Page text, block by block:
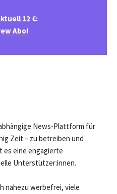
12 €:
Abo!
News-Plattform für
Zeit – zu betreiben und
eine engagierte
Unterstützer:innen.
nahezu werbefrei, viele